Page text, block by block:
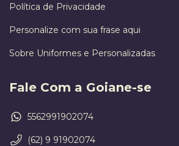
Política de Privacidade
Personalize com sua frase aqui
Sobre Uniformes e Personalizadas
Fale Com a Goiane-se
5562991902074
(62) 9 91902074